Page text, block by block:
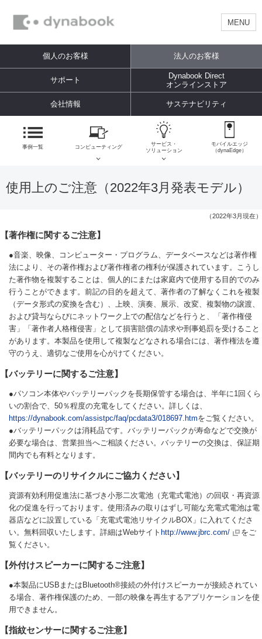
MENU
個人のお客様 法人のお客様
サポート
Dynabook Direct
オンラインストア
会社情報 サステナビリティ
事例一覧 コンピューティング
サービス・
ソリューション
モバイルエッジ
（dynaEdge）
使用上のご注意（2022年3月発表モデル）
（2022年3月現在）
【著作権に関するご注意】
●音楽、映像、コンピューター・プログラム、データベースなどは著作権
法により、その著作権および著作権者の権利が保護されています。こうし
た著作物を複製することは、個人的にまたは家庭内で使用する目的でのみ
行うことができます。前記の目的を超えて、著作者の了解なくこれを複製
（データ形式の変換を含む）、上映、演奏、展示、改変、複製物の譲渡、
および貸与ならびにネットワーク上での配信などを行うと、「著作権侵
害」「著作者人格権侵害」として損害賠償の請求や刑事処罰を受けること
があります。本製品を使用して複製などなされる場合には、著作権法を遵
守のうえ、適切なご使用を心がけてください。
【バッテリーに関するご注意】
●パソコン本体やバッテリーパックを長期保管する場合は、半年に1回くら
いの割合で、50％程度の充電をしてください。詳しくは、
https://dynabook.com/assistpc/faq/pcdata3/018697.htmをご覧ください。
●バッテリーパックは消耗品です。バッテリーパックが寿命などで交換が
必要な場合は、営業担当へご相談ください。バッテリーの交換は、保証期
間内でも有料となります。
【バッテリーのリサイクルにご協力ください】
資源有効利用促進法に基づき小形二次電池（充電式電池）の回収・再資源
化の促進を行っております。使用済みの取りはずし可能な充電式電池は電
器店などに設置している「充電式電池リサイクルBOX」に入れてくださ
い。無料回収いたします。詳細はWebサイト http://www.jbrc.com/
をご
覧ください。
【外付けスピーカーに関するご注意】
●本製品にUSBまたはBluetooth®接続の外付けスピーカーが接続されてい
る場合、著作権保護のため、一部の映像を再生するアプリケーションを使
用できません。
【指紋センサーに関するご注意】